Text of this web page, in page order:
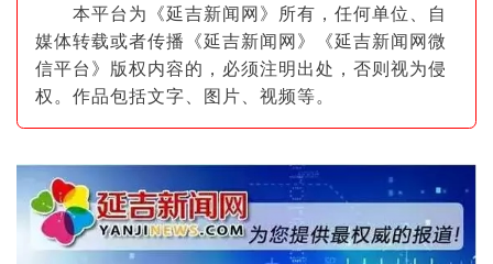
本平台为《延吉新闻网》所有，任何单位、自
媒体转载或者传播《延吉新闻网》《延吉新闻网微
信平台》版权内容的，必须注明出处，否则视为侵
权。作品包括文字、图片 、视频等。